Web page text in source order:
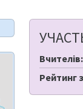
Вчителів:
Рейтинг